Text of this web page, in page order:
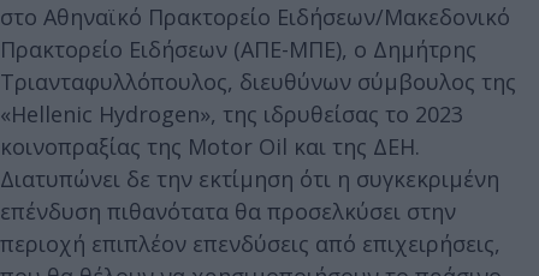
στο Αθηναϊκό Πρακτορείο Ειδήσεων/Μακεδονικό
Πρακτορείο Ειδήσεων (ΑΠΕ-ΜΠΕ), ο Δημήτρης
Τριανταφυλλόπουλος, διευθύνων σύμβουλος της
«Hellenic Hydrogen», της ιδρυθείσας το 2023
κοινοπραξίας της Motor Oil και της ΔΕΗ.
Διατυπώνει δε την εκτίμηση ότι η συγκεκριμένη
επένδυση πιθανότατα θα προσελκύσει στην
περιοχή επιπλέον επενδύσεις από επιχειρήσεις,